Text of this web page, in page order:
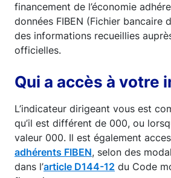
financement de l’économie
données FIBEN (Fichier bancaire
des informations recueillies
officielles.
Qui a accès à votre
L’indicateur dirigeant vous est
qu’il est différent de 000, ou
valeur 000. Il est également
adhérents FIBEN, selon des
dans l’article D144-12 du Code